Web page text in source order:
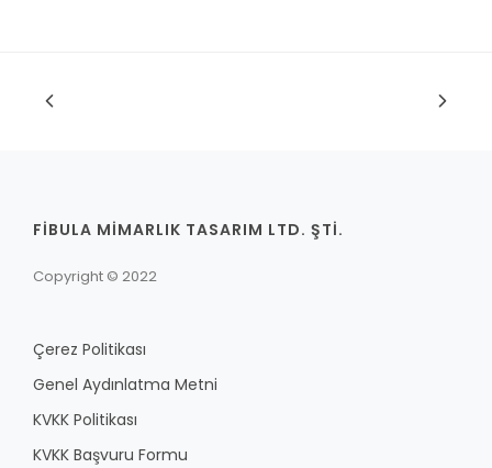
FİBULA MİMARLIK TASARIM LTD. ŞTİ.
Copyright © 2022
Çerez Politikası
Genel Aydınlatma Metni
KVKK Politikası
KVKK Başvuru Formu